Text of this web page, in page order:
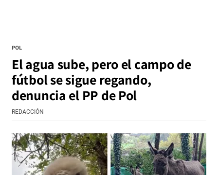
POL
El agua sube, pero el campo de
fútbol se sigue regando,
denuncia el PP de Pol
REDACCIÓN